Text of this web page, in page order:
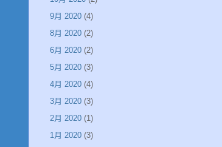
9月 2020 (4)
8月 2020 (2)
6月 2020 (2)
5月 2020 (3)
4月 2020 (4)
3月 2020 (3)
2月 2020 (1)
1月 2020 (3)